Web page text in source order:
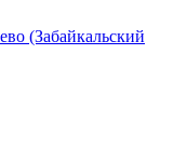
(Забайкальский